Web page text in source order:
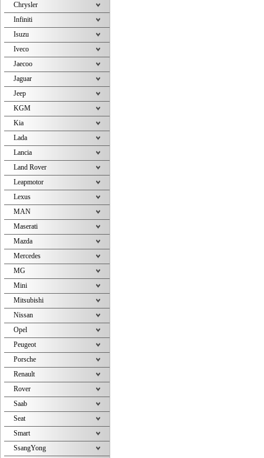
Chrysler
Infiniti
Isuzu
Iveco
Jaecoo
Jaguar
Jeep
KGM
Kia
Lada
Lancia
Land Rover
Leapmotor
Lexus
MAN
Maserati
Mazda
Mercedes
MG
Mini
Mitsubishi
Nissan
Opel
Peugeot
Porsche
Renault
Rover
Saab
Seat
Smart
SsangYong